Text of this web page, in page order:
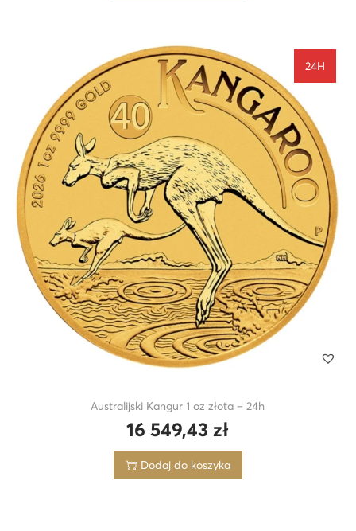
Australijski Kangur 1 oz złota – 24h
16 549,43zł
24H
Dodaj do koszyka